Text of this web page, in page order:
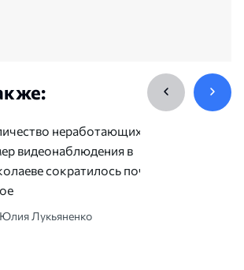
неработающих
видеонаблюдения в
сократилось почти
Юлия Лукьяненко